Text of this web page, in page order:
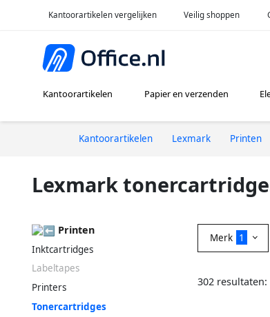
Kantoorartikelen vergelijken Veilig shoppen
Kantoorartikelen Papier en verzenden
Kantoorartikelen Lexmark Printen
Lexmark
Printen
Inktcartridges
Labeltapes
Printers
Tonercartridges
Merk 1
302 resultaten: